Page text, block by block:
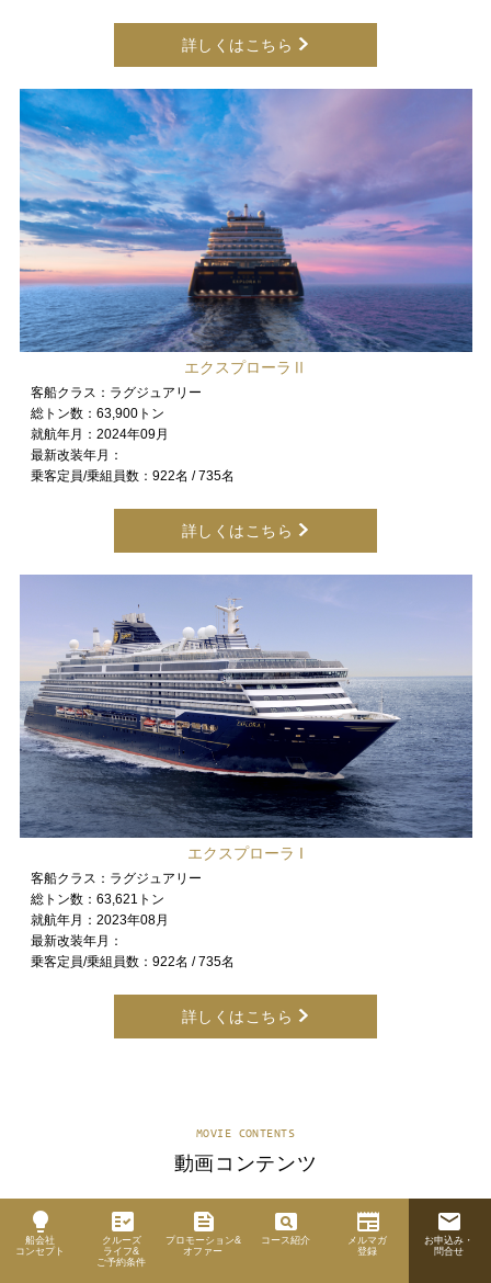
lightbulb
船会社
コンセプト
fact_check
クルーズ
ライフ&
ご予約条件
feed
プロモーション&
オファー
pageview
コース紹介
newspaper
メルマガ
登録
email
お申込み・
問合せ
詳しくはこちら
エクスプローラⅡ
客船クラス： ラグジュアリー
総トン数： 63,900トン
就航年月： 2024年09月
最新改装年月：
乗客定員/乗組員数： 922名 / 735名
詳しくはこちら
エクスプローラ I
客船クラス： ラグジュアリー
総トン数： 63,621トン
就航年月： 2023年08月
最新改装年月：
乗客定員/乗組員数： 922名 / 735名
詳しくはこちら
MOVIE CONTENTS
動画コンテンツ